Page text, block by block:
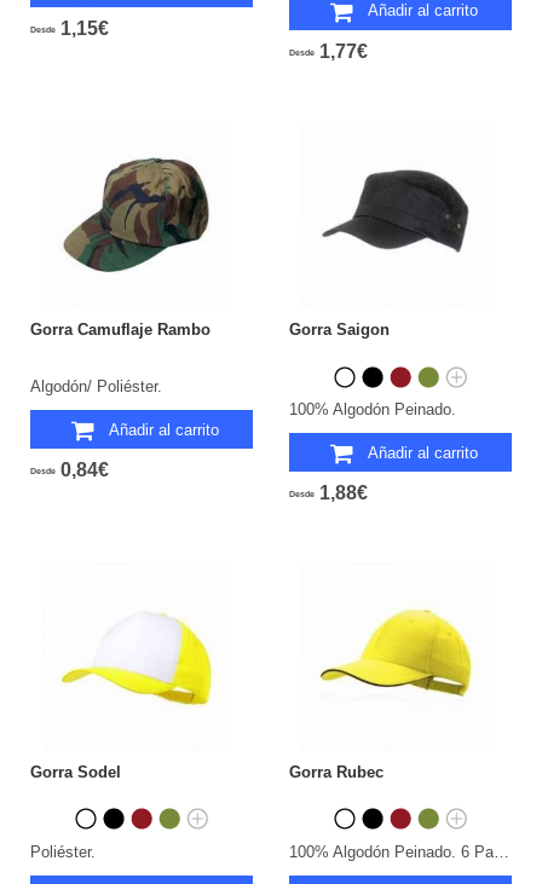
Desde 1,15€
Añadir al carrito
Desde 1,77€
Gorra Camuflaje Rambo
Algodón/ Poliéster.
Añadir al carrito
Desde 0,84€
Gorra Saigon
100% Algodón Peinado.
Añadir al carrito
Desde 1,88€
Gorra Sodel
Poliéster.
Gorra Rubec